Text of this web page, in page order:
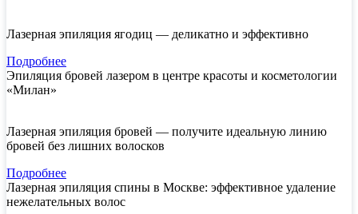
Лазерная эпиляция ягодиц — деликатно и эффективно
Подробнее
Эпиляция бровей лазером в центре красоты и косметологии
«Милан»
Лазерная эпиляция бровей — получите идеальную линию
бровей без лишних волосков
Подробнее
Лазерная эпиляция спины в Москве: эффективное удаление
нежелательных волос